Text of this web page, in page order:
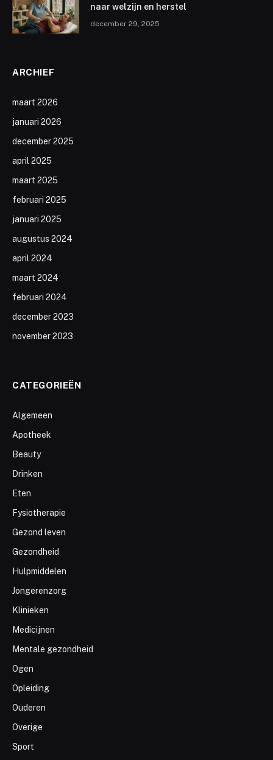
naar welzijn en herstel
december 29, 2025
ARCHIEF
maart 2026
januari 2026
december 2025
april 2025
maart 2025
februari 2025
januari 2025
augustus 2024
april 2024
maart 2024
februari 2024
december 2023
november 2023
CATEGORIEËN
Algemeen
Apotheek
Beauty
Drinken
Eten
Fysiotherapie
Gezond leven
Gezondheid
Hulpmiddelen
Jongerenzorg
Klinieken
Medicijnen
Mentale gezondheid
Ogen
Opleiding
Ouderen
Overige
Sport